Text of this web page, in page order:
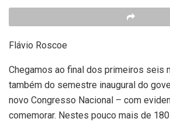
Flávio Roscoe
Chegamos ao final dos primeiros seis
também do semestre inaugural do
novo Congresso Nacional – com
comemorar. Nestes pouco mais de